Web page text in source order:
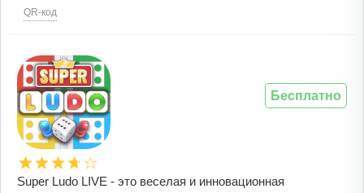
QR-код
Super Ludo LIVE - это веселая и инновационная
Бесплатно